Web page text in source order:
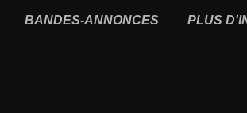
BANDES-ANNONCES PLUS